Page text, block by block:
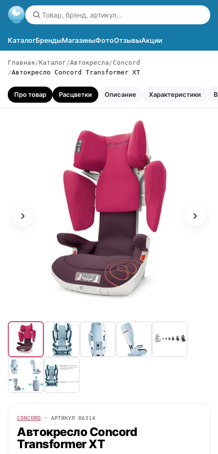
КаталогБрендыМагазиныФотоОтзывыАкции
Главная Каталог Автокресла
Concord
Автокресло Concord Transformer XT
Про товар Расцветки Описание Характеристики
CONCORD · АРТИКУЛ 06314
Автокресло Concord
Transformer XT